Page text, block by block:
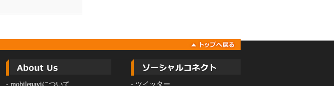
- mobilenaviについて - ツイッター